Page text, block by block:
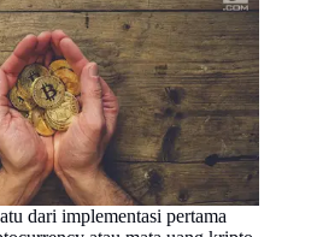
dari implementasi pertama